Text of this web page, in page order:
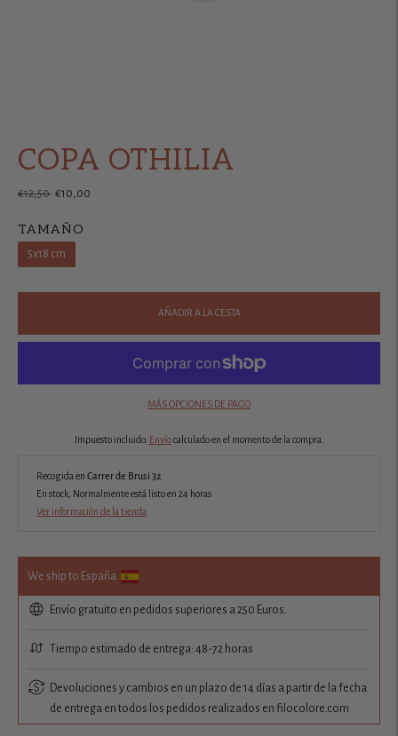
COPA OTHILIA
€12,50Precio
€10,00
TAMAÑO
5x18 cm
AÑADIR A LA CESTA
MÁS OPCIONES DE PAGO
Impuesto incluido. Envíocalculado en el momento de la compra.
Recogida en Carrer de Brusi 32
En stock, Normalmente está listo en 24 horas
Ver información de la tienda
We ship to España
Envío gratuito en pedidos superiores a 250 Euros.
Tiempo estimado de entrega: 48-72 horas
Devoluciones y cambios en un plazo de 14 días a partir de la fecha
de entrega en todos los pedidos realizados en filocolore.com